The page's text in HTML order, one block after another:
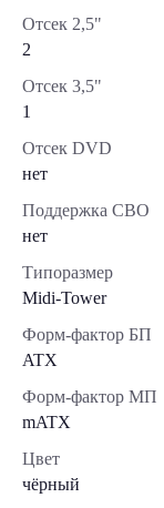
Отсек 2,5"
2
Отсек 3,5"
1
Отсек DVD
нет
Поддержка СВО
нет
Типоразмер
Midi-Tower
Форм-фактор БП
ATX
Форм-фактор МП
mATX
Цвет
чёрный